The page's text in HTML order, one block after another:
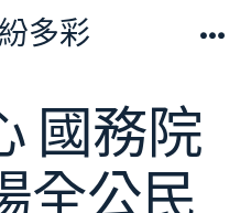
多彩
國務院